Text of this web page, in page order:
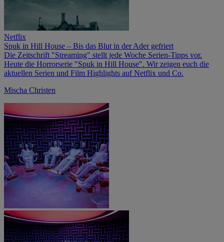
Netflix
Spuk in Hill House – Bis das Blut in der Ader gefriert
Die Zeitschrift "Streaming" stellt jede Woche Serien-Tipps vor.
Heute die Horrorserie "Spuk in Hill House". Wir zeigen euch die
aktuellen Serien und Film Highlights auf Netflix und Co.
Mischa Christen